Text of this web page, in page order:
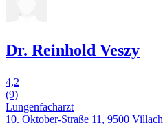
Dr. Reinhold Veszy
4,2
(9)
Lungenfacharzt
10. Oktober-Straße 11, 9500 Villach